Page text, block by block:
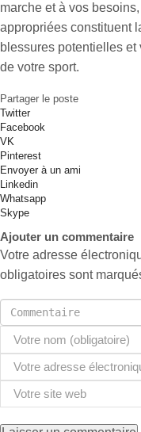
marche et à vos
appropriées constituent
blessures potentielles
de votre sport.
Partager le poste
Twitter
Facebook
VK
Pinterest
Envoyer à un ami
Linkedin
Whatsapp
Skype
Ajouter un commentaire
Votre adresse
obligatoires sont